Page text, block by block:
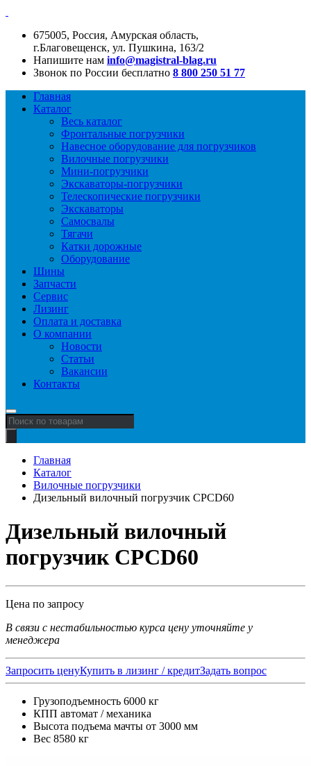
675005, Россия, Амурская область,
г.Благовещенск, ул. Пушкина, 163/2
Напишите нам info@magistral-blag.ru
Звонок по России бесплатно 8 800 250 51 77
Главная
Каталог
Весь каталог
Фронтальные погрузчики
Навесное оборудование для погрузчиков
Вилочные погрузчики
Мини-погрузчики
Экскаваторы-погрузчики
Телескопические погрузчики
Экскаваторы
Самосвалы
Тягачи
Катки дорожные
Оборудование
Шины
Запчасти
Сервис
Лизинг
Оплата и доставка
О компании
Новости
Статьи
Вакансии
Контакты
Поиск
товаров
Главная
Каталог
Вилочные погрузчики
Дизельный вилочный погрузчик CPCD60
Дизельный вилочный
погрузчик CPCD60
Цена по запросу
В связи с нестабильностью курса цену уточняйте у
менеджера
Запросить ценуКупить в лизинг / кредитЗадать вопрос
Грузоподъемность 6000 кг
КПП автомат / механика
Высота подъема мачты от 3000 мм
Вес 8580 кг